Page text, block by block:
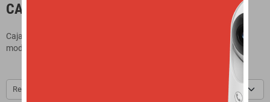
CAJAS Y SOPORTES
Cajas estancas y soportes para cámaras. Variedad de cajas por
modelos.
Relevancia